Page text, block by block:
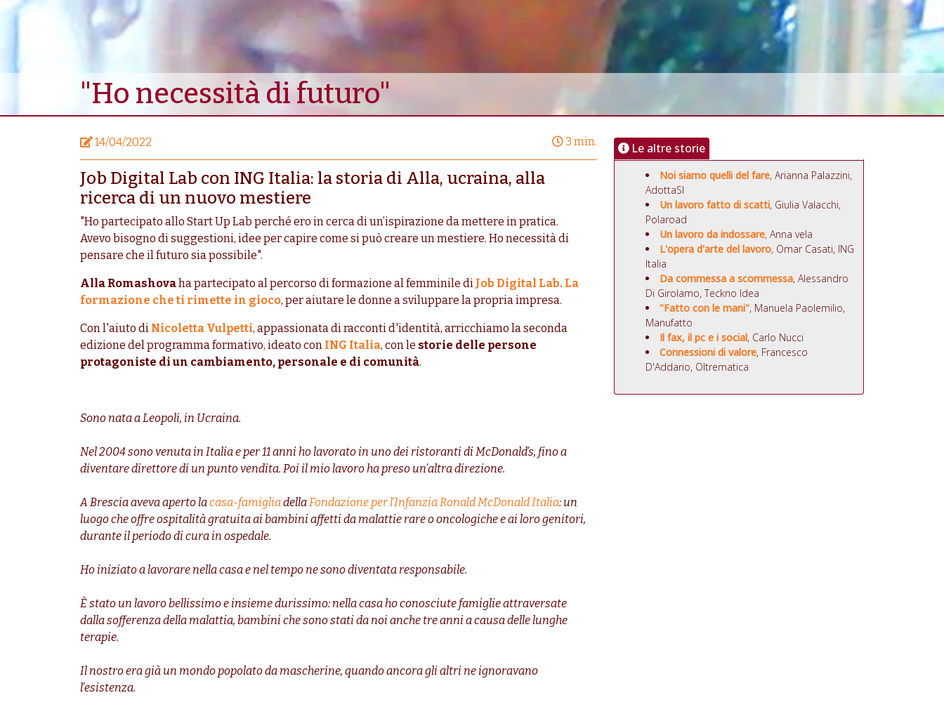
"Ho necessità di futuro"
14/04/2022 3 min.
Job Digital Lab con ING Italia: la storia di Alla, ucraina, alla
ricerca di un nuovo mestiere
"Ho partecipato allo Start Up Lab perché ero in cerca di un’ispirazione da mettere in pratica.
Avevo bisogno di suggestioni, idee per capire come si può creare un mestiere. Ho necessità di
pensare che il futuro sia possibile".
Alla Romashovaha partecipato al percorso di formazione al femminile di Job Digital Lab. La
formazione che ti rimette in gioco, per aiutare le donne a sviluppare la propria impresa.
Con l'aiuto di Nicoletta Vulpetti, appassionata di racconti d'identità, arricchiamo la seconda
edizione del programma formativo, ideato con ING Italia, con le storie delle persone
protagoniste di un cambiamento, personale e di comunità.
Sono nata a Leopoli, in Ucraina.
Nel 2004 sono venuta in Italia e per 11 anni ho lavorato in uno dei ristoranti di McDonald’s, fino a
diventare direttore di un punto vendita. Poi il mio lavoro ha preso un’altra direzione.
A Brescia aveva aperto lacasa-famigliadellaFondazione per l’Infanzia Ronald McDonald Italia: un
luogo che offre ospitalità gratuita ai bambini affetti da malattie rare o oncologiche e ai loro genitori,
durante il periodo di cura in ospedale.
Ho iniziato a lavorare nella casa e nel tempo ne sono diventata responsabile.
È stato un lavoro bellissimo e insieme durissimo: nella casa ho conosciute famiglie attraversate
dalla sofferenza della malattia, bambini che sono stati da noi anche tre anni a causa delle lunghe
terapie.
Il nostro era già un mondo popolato da mascherine, quando ancora gli altri ne ignoravano
l’esistenza.
Le altre storie
Noi siamo quelli del fare, Arianna Palazzini,
AdottaSI
Un lavoro fatto di scatti, Giulia Valacchi,
Polaroad
Un lavoro da indossare, Anna vela
L'opera d'arte del lavoro, Omar Casati, ING
Italia
Da commessa a scommessa, Alessandro
Di Girolamo, Teckno Idea
"Fatto con le mani", Manuela Paolemilio,
Manufatto
Il fax, il pc e i social, Carlo Nucci
Connessioni di valore, Francesco
D'Addario, Oltrematica